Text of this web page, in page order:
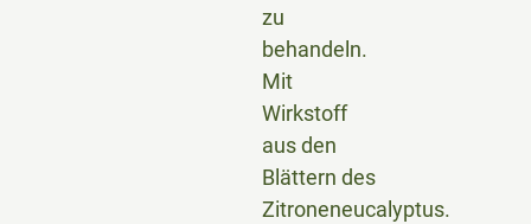
zu
behandeln.
Mit
Wirkstoff
aus den
Blättern des
Zitroneneucalyptus.